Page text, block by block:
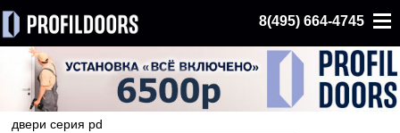
8(495) 664-4745
двери серия pd